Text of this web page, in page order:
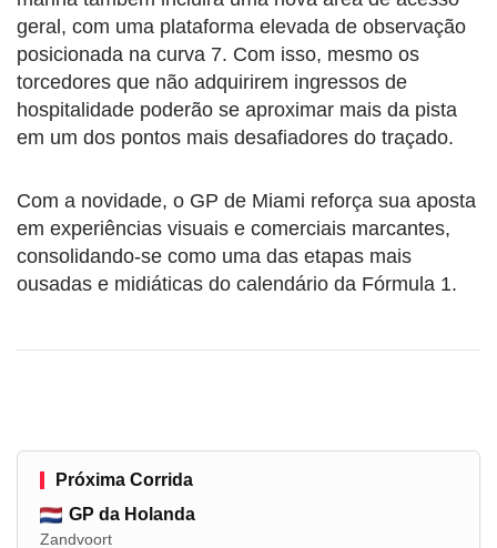
geral, com uma plataforma elevada de observação
posicionada na curva 7. Com isso, mesmo os
torcedores que não adquirirem ingressos de
hospitalidade poderão se aproximar mais da pista
em um dos pontos mais desafiadores do traçado.
Com a novidade, o GP de Miami reforça sua aposta
em experiências visuais e comerciais marcantes,
consolidando-se como uma das etapas mais
ousadas e midiáticas do calendário da Fórmula 1.
Próxima Corrida
GP da Holanda
Zandvoort